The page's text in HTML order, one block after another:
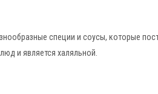
специи и соусы, которые
и является халяльной.